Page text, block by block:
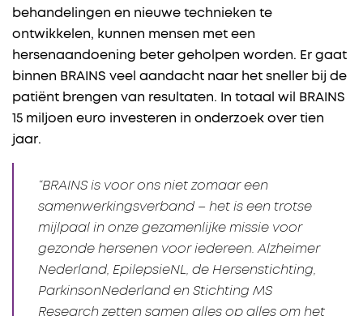
behandelingen en nieuwe technieken te
ontwikkelen, kunnen mensen met een
hersenaandoening beter geholpen worden. Er gaat
binnen BRAINS veel aandacht naar het sneller bij de
patiënt brengen van resultaten. In totaal wil BRAINS
15 miljoen euro investeren in onderzoek over tien
jaar.
“BRAINS is voor ons niet zomaar een
samenwerkingsverband – het is een trotse
mijlpaal in onze gezamenlijke missie voor
gezonde hersenen voor iedereen. Alzheimer
Nederland, EpilepsieNL, de Hersenstichting,
ParkinsonNederland en Stichting MS
Research zetten samen alles op alles om het